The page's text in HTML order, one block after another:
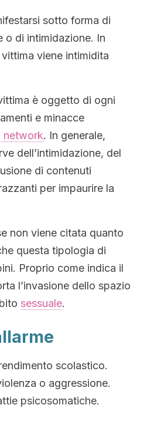
sotto forma di
o di intimidazione. In
viene intimidita
è oggetto di ogni
e minacce
network. In generale,
dell’intimidazione, del
di contenuti
per impaurire la
non viene citata quanto
questa tipologia di
Proprio come indica il
l’invasione dello spazio
sessuale.
scolastico.
o aggressione.
psicosomatiche.